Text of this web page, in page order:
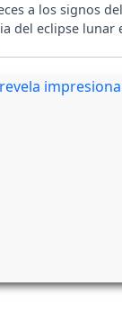
a los signos
del eclipse lunar